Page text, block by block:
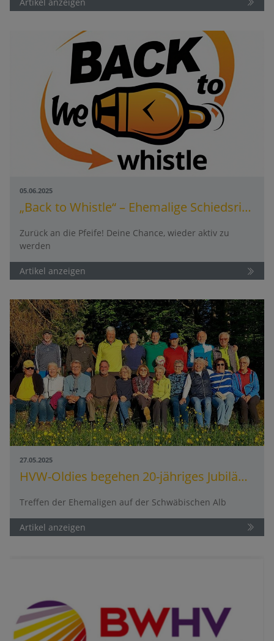
05.06.2025
„Back to Whistle“ – Ehemalige Schiedsrichter sind wieder gefragt!
Zurück an die Pfeife! Deine Chance, wieder aktiv zu
werden
Artikel anzeigen
27.05.2025
HVW-Oldies begehen 20-jähriges Jubiläum
Treffen der Ehemaligen auf der Schwäbischen Alb
Artikel anzeigen